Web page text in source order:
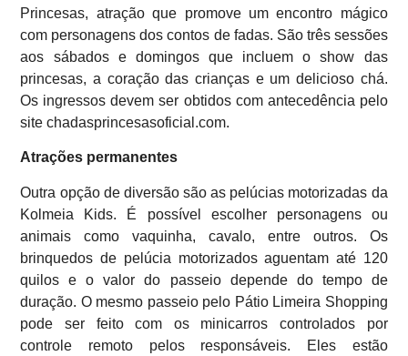
Princesas, atração que promove um encontro mágico
com personagens dos contos de fadas. São três sessões
aos sábados e domingos que incluem o show das
princesas, a coração das crianças e um delicioso chá.
Os ingressos devem ser obtidos com antecedência pelo
site chadasprincesasoficial.com.
Atrações permanentes
Outra opção de diversão são as pelúcias motorizadas da
Kolmeia Kids. É possível escolher personagens ou
animais como vaquinha, cavalo, entre outros. Os
brinquedos de pelúcia motorizados aguentam até 120
quilos e o valor do passeio depende do tempo de
duração. O mesmo passeio pelo Pátio Limeira Shopping
pode ser feito com os minicarros controlados por
controle remoto pelos responsáveis. Eles estão